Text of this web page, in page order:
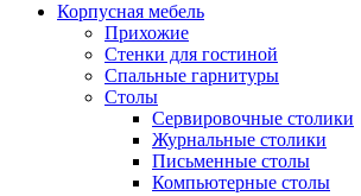
Корпусная мебель
Прихожие
Стенки для гостиной
Спальные гарнитуры
Столы
Сервировочные столики
Журнальные столики
Письменные столы
Компьютерные столы